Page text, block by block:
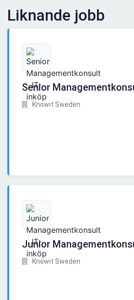
Liknande jobb
Senior
Knowit Sweden
Junior
Knowit Sweden